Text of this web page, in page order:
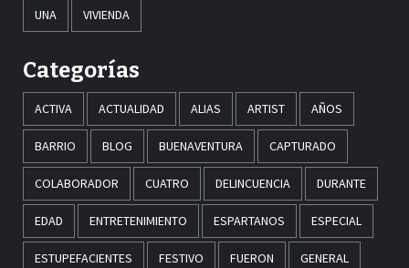
UNA VIVIENDA
Categorías
ACTIVA ACTUALIDAD ALIAS ARTIST AÑOS
BARRIO BLOG BUENAVENTURA CAPTURADO
COLABORADOR CUATRO DELINCUENCIA DURANTE
EDAD ENTRETENIMIENTO ESPARTANOS ESPECIAL
ESTUPEFACIENTES FESTIVO FUERON GENERAL